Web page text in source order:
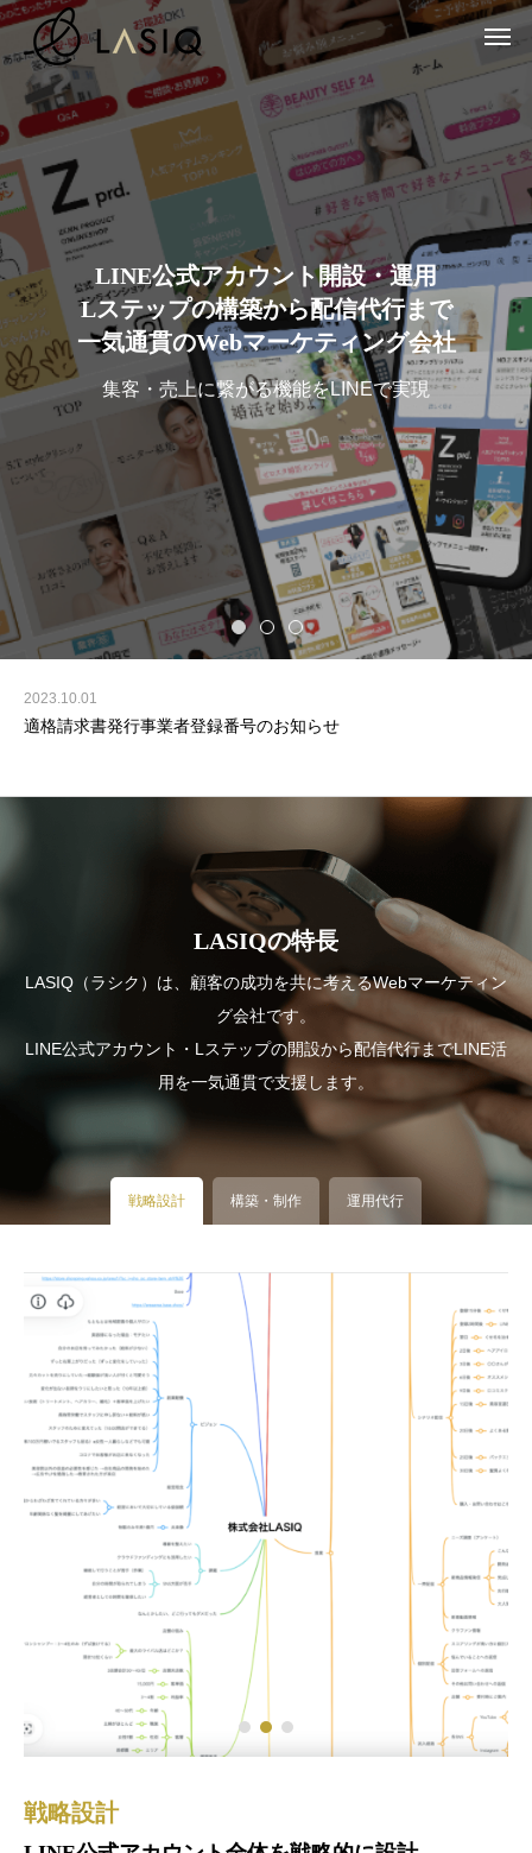
LINE公式アカウント開設・運用
Lステップの構築から配信代行まで
一気通貫のWebマーケティング会社
集客・売上に繋がる機能をLINEで実現
2023.10.01
適格請求書発行事業者登録番号のお知らせ
LASIQの特長
LASIQ（ラシク）は、顧客の成功を共に考えるWebマーケティン
グ会社です。
LINE公式アカウント・Lステップの開設から配信代行までLINE活
用を一気通貫で支援します。
戦略設計 構築・制作 運用代行
戦略設計
構築・制作
運用代行